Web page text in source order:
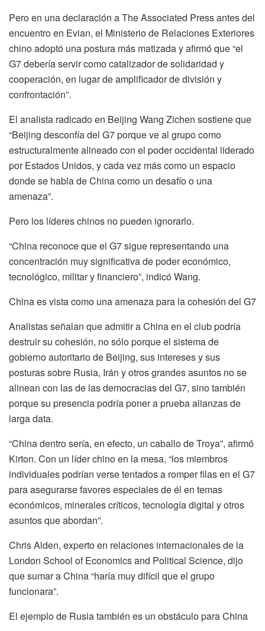
Pero en una declaración a The Associated Press antes del
encuentro en Evian, el Ministerio de Relaciones Exteriores
chino adoptó una postura más matizada y afirmó que “el
G7 debería servir como catalizador de solidaridad y
cooperación, en lugar de amplificador de división y
confrontación”.
El analista radicado en Beijing Wang Zichen sostiene que
“Beijing desconfía del G7 porque ve al grupo como
estructuralmente alineado con el poder occidental liderado
por Estados Unidos, y cada vez más como un espacio
donde se habla de China como un desafío o una
amenaza”.
Pero los líderes chinos no pueden ignorarlo.
“China reconoce que el G7 sigue representando una
concentración muy significativa de poder económico,
tecnológico, militar y financiero”, indicó Wang.
China es vista como una amenaza para la cohesión del G7
Analistas señalan que admitir a China en el club podría
destruir su cohesión, no sólo porque el sistema de
gobierno autoritario de Beijing, sus intereses y sus
posturas sobre Rusia, Irán y otros grandes asuntos no se
alinean con las de las democracias del G7, sino también
porque su presencia podría poner a prueba alianzas de
larga data.
“China dentro sería, en efecto, un caballo de Troya”, afirmó
Kirton. Con un líder chino en la mesa, “los miembros
individuales podrían verse tentados a romper filas en el G7
para asegurarse favores especiales de él en temas
económicos, minerales críticos, tecnología digital y otros
asuntos que abordan”.
Chris Alden, experto en relaciones internacionales de la
London School of Economics and Political Science, dijo
que sumar a China “haría muy difícil que el grupo
funcionara”.
El ejemplo de Rusia también es un obstáculo para China